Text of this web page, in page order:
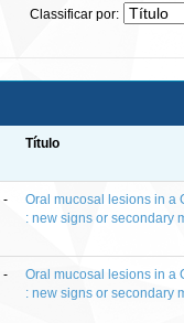
Classificar por:
Título
-
Oral mucosal lesions in a
: new signs or secondary
-
Oral mucosal lesions in a
: new signs or secondary